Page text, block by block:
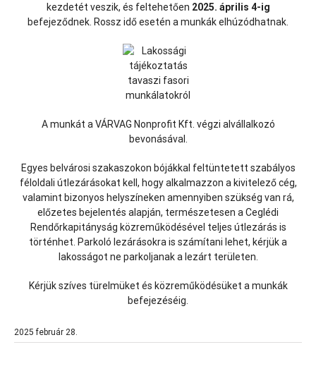
kezdetét veszik, és feltehetően 2025. április 4-ig
befejeződnek. Rossz idő esetén a munkák elhúzódhatnak.
A munkát a VÁRVAG Nonprofit Kft. végzi alvállalkozó
bevonásával.
Egyes belvárosi szakaszokon bójákkal feltüntetett szabályos
féloldali útlezárásokat kell, hogy alkalmazzon a kivitelező cég,
valamint bizonyos helyszíneken amennyiben szükség van rá,
előzetes bejelentés alapján, természetesen a Ceglédi
Rendőrkapitányság közreműködésével teljes útlezárás is
történhet. Parkoló lezárásokra is számítani lehet, kérjük a
lakosságot ne parkoljanak a lezárt területen.
Kérjük szíves türelmüket és közreműködésüket a munkák
befejezéséig.
2025 február 28.